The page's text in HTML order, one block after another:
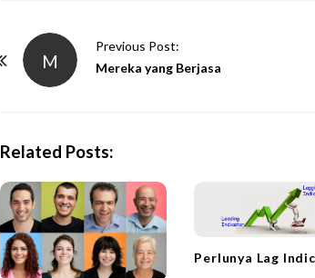
M
Previous Post:
Mereka yang Berjasa
Related Posts:
Perlunya Lag